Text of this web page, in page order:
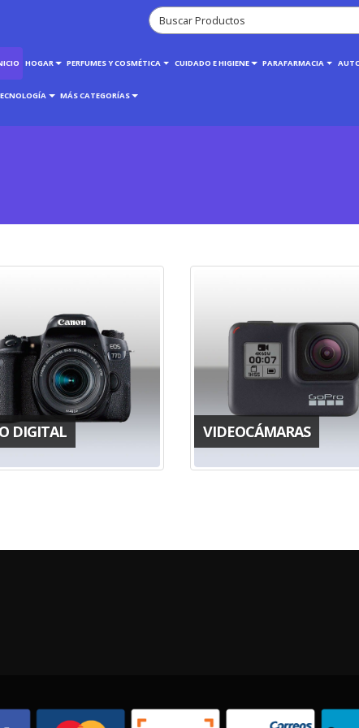
HOGAR PERFUMES Y COSMÉTICA CUIDADO E HIGIENE PARAFARMACIA
MÁS CATEGORÍAS
DIGITAL VIDEOCÁMARAS